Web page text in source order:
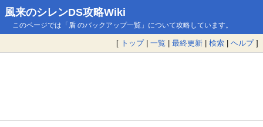
風来のシレンDS攻略Wiki
このページでは「盾 のバックアップ一覧」について攻略しています。
[ トップ| 一覧 | 最終更新 | 検索 | ヘルプ]